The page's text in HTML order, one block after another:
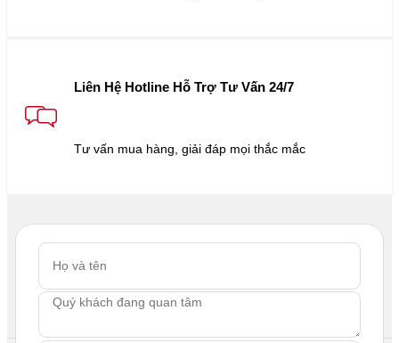
Liên Hệ Hotline Hỗ Trợ Tư Vấn 24/7
Tư vấn mua hàng, giải đáp mọi thắc mắc